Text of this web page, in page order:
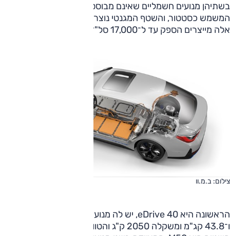
בשתיהן מנועים חשמליים שאינם מבוססים על מגנט קבוע
המשמש כסטטור, והשטף המגנטי נוצר על־ידי הרוטור. מנועים
אלה מייצרים הספק עד ל־17,000 סל"ד (ראו טבלה).
צילום: ב.מ.וו